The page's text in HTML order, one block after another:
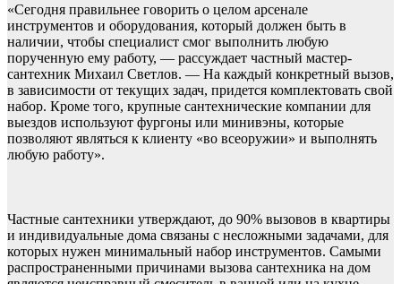
«Сегодня правильнее говорить о целом арсенале
инструментов и оборудования, который должен быть в
наличии, чтобы специалист смог выполнить любую
порученную ему работу, — рассуждает частный мастер-
сантехник Михаил Светлов. — На каждый конкретный вызов,
в зависимости от текущих задач, придется комплектовать свой
набор. Кроме того, крупные сантехнические компании для
выездов используют фургоны или минивэны, которые
позволяют являться к клиенту «во всеоружии» и выполнять
любую работу».
Частные сантехники утверждают, до 90% вызовов в квартиры
и индивидуальные дома связаны с несложными задачами, для
которых нужен минимальный набор инструментов. Самыми
распространенными причинами вызова сантехника на дом